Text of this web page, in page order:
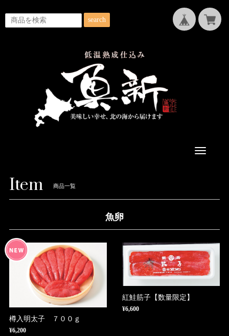
search
Toggle
Item 商品一覧
魚卵
樽入明太子 ７００ｇ
¥6,200
紅鮭筋子【数量限定】
¥6,600